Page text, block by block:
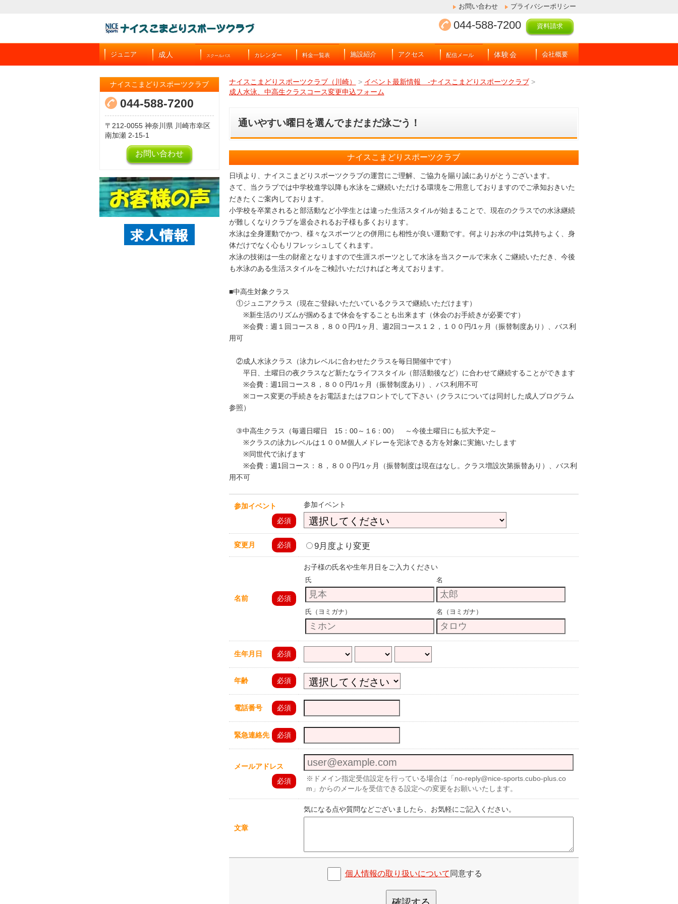
お問い合わせ プライバシーポリシー
044-588-7200 資料請求
ジュニア 成人 スクールバス カレンダー 料金一覧表 施設紹介 アクセス 配信メール 体験会 会社概要
ナイスこまどりスポーツクラブ（川崎） > イベント最新情報 -ナイスこまどりスポーツクラブ >
成人水泳、中高生クラスコース変更申込フォーム
通いやすい曜日を選んでまだまだ泳ごう！
ナイスこまどりスポーツクラブ
日頃より、ナイスこまどりスポーツクラブの運営にご理解、ご協力を賜り誠にありがとうございます。
さて、当クラブでは中学校進学以降も水泳をご継続いただける環境をご用意しておりますのでご承知おきいた
だきたくご案内しております。
小学校を卒業されると部活動など小学生とは違った生活スタイルが始まることで、現在のクラスでの水泳継続
が難しくなりクラブを退会されるお子様も多くおります。
水泳は全身運動でかつ、様々なスポーツとの併用にも相性が良い運動です。何よりお水の中は気持ちよく、身
体だけでなく心もリフレッシュしてくれます。
水泳の技術は一生の財産となりますので生涯スポーツとして水泳を当スクールで末永くご継続いただき、今後
も水泳のある生活スタイルをご検討いただければと考えております。
■中高生対象クラス
①ジュニアクラス（現在ご登録いただいているクラスで継続いただけます）
※新生活のリズムが掴めるまで休会をすることも出来ます（休会のお手続きが必要です）
※会費：週１回コース８，８００円/1ヶ月、週2回コース１２，１００円/1ヶ月（振替制度あり）、バス利
用可
②成人水泳クラス（泳力レベルに合わせたクラスを毎日開催中です）
平日、土曜日の夜クラスなど新たなライフスタイル（部活動後など）に合わせて継続することができます
※会費：週1回コース８，８００円/1ヶ月（振替制度あり）、バス利用不可
※コース変更の手続きをお電話またはフロントでして下さい（クラスについては同封した成人プログラム
参照）
③中高生クラス（毎週日曜日 15：00～１6：00） ～今後土曜日にも拡大予定～
※クラスの泳力レベルは１００M個人メドレーを完泳できる方を対象に実施いたします
※同世代で泳げます
※会費：週1回コース：８，８００円/1ヶ月（振替制度は現在はなし。クラス増設次第振替あり）、バス利
用不可
参加イベント
必須
参加イベント
変更月 必須 9月度より変更
名前 必須
お子様の氏名や生年月日をご入力ください
氏 名
氏（ヨミガナ） 名（ヨミガナ）
生年月日 必須
年齢 必須
電話番号 必須
緊急連絡先 必須
メールアドレス
必須
※ドメイン指定受信設定を行っている場合は「no-reply@nice-sports.cubo-plus.co
m」からのメールを受信できる設定への変更をお願いいたします。
文章
気になる点や質問などございましたら、お気軽にご記入ください。
個人情報の取り扱いについて 同意する
ナイスこまどりスポーツクラブ
044-588-7200
212-0055 神奈川県 川崎市幸区
南加瀬 2-15-1
お問い合わせ